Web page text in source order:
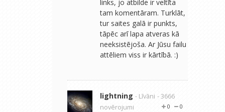
links, jo atbilde ir veltīta
tam komentāram. Turklāt,
tur saites galā ir punkts,
tāpēc arī lapa atveras kā
neeksistējoša. Ar Jūsu failu
attēliem viss ir kārtībā. :)
lightning - Līvāni - 3666
novērojumi
0
0